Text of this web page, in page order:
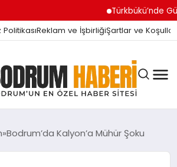
Türkbükü’nde Gündem
Reklam ve İşbirliğiŞartlar ve Koşullar
Bodrum’da Kalyon’a Mühür Şoku